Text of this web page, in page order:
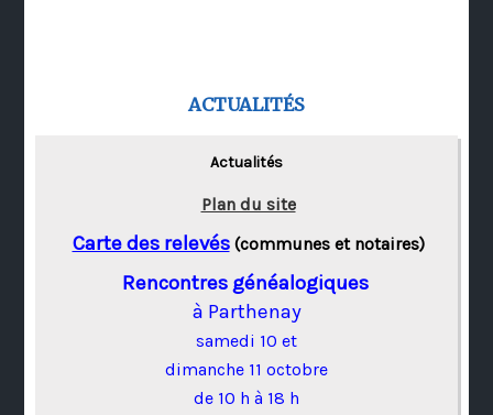
ACTUALITÉS
Actualités
Plan du site
Carte des relevés(communes et notaires)
Rencontres généalogiques
à Parthenay
samedi 10 et
dimanche 11 octobre
de 10 h à 18 h